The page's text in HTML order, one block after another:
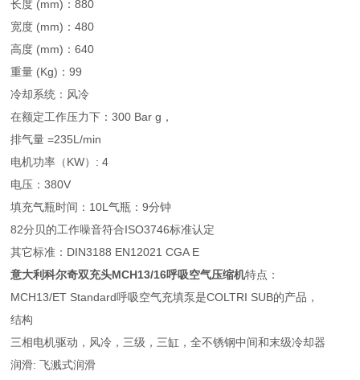
长度 (mm)：880
宽度 (mm)：480
高度 (mm)：640
重量 (Kg)：99
冷却系统：风冷
在额定工作压力下：300 Bar g，
排气量 =235L/min
电机功率（KW）: 4
电压：380V
填充气瓶时间：10L气瓶：9分钟
82分贝的工作噪音符合ISO3746标准认定
其它标准：DIN3188 EN12021 CGA E
意大利科尔奇双充头MCH13/16呼吸空气压缩机特点：
MCH13/ET Standard呼吸空气充填泵是COLTRI SUB的产品，
结构
三相电机驱动，风冷，三级，三缸，全不锈钢中间和末级冷却器
润滑: 飞溅式润滑